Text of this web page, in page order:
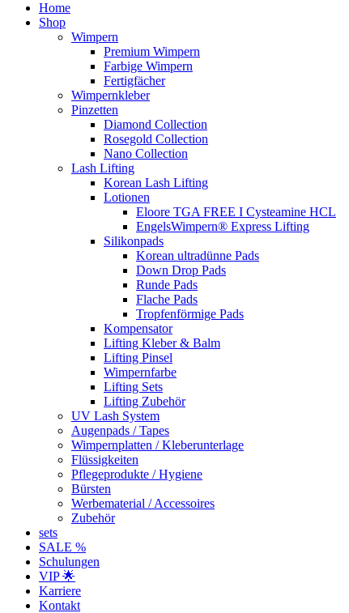
Home
Shop
Wimpern
Premium Wimpern
Farbige Wimpern
Fertigfächer
Wimpernkleber
Pinzetten
Diamond Collection
Rosegold Collection
Nano Collection
Lash Lifting
Korean Lash Lifting
Lotionen
Eloore TGA FREE I Cysteamine HCL
EngelsWimpern® Express Lifting
Silikonpads
Korean ultradünne Pads
Down Drop Pads
Runde Pads
Flache Pads
Tropfenförmige Pads
Kompensator
Lifting Kleber & Balm
Lifting Pinsel
Wimpernfarbe
Lifting Sets
Lifting Zubehör
UV Lash System
Augenpads / Tapes
Wimpernplatten / Kleberunterlage
Flüssigkeiten
Pflegeprodukte / Hygiene
Bürsten
Werbematerial / Accessoires
Zubehör
sets
SALE %
Schulungen
VIP 🌟
Karriere
Kontakt